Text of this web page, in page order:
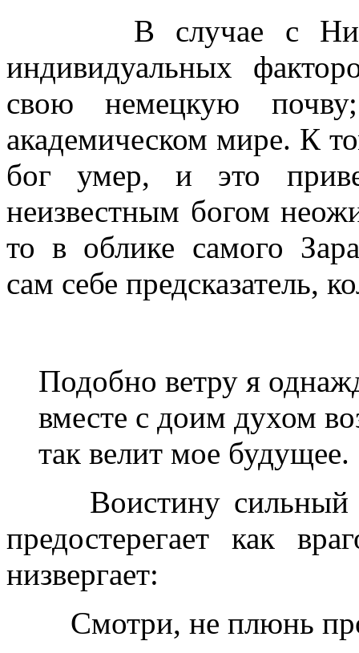
В случае с Ницше
индивидуальных
свою немецкую
академическом мире. К
бог умер, и это
неизвестным богом
то в облике самого
сам себе предсказатель,
Подобно ветру я
вместе с доим духом
так велит мое будущее.
Воистину сильный
предостерегает как
низвергает:
Смотри, не плюнь